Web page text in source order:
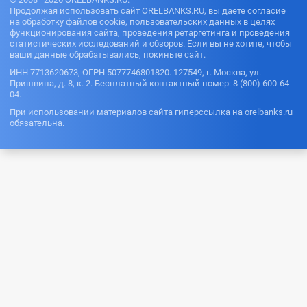
Продолжая использовать сайт ORELBANKS.RU, вы даете согласие
на обработку файлов cookie, пользовательских данных в целях
функционирования сайта, проведения ретаргетинга и проведения
статистических исследований и обзоров. Если вы не хотите, чтобы
ваши данные обрабатывались, покиньте сайт.
ИНН 7713620673, ОГРН 5077746801820. 127549, г. Москва, ул.
Пришвина, д. 8, к. 2. Бесплатный контактный номер: 8 (800) 600-64-
04.
При использовании материалов сайта гиперссылка на orelbanks.ru
обязательна.